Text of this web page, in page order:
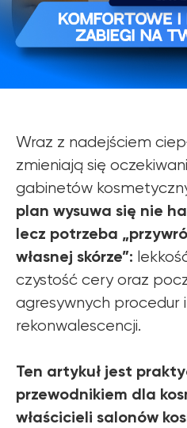
Wraz z nadejściem
zmieniają się
gabinetów
plan wysuwa się nie
lecz potrzeba
własnej skórze”:
czystość cery oraz
agresywnych procedur i
rekonwalescencji.
Ten artykuł jest
przewodnikiem dla
właścicieli salonów